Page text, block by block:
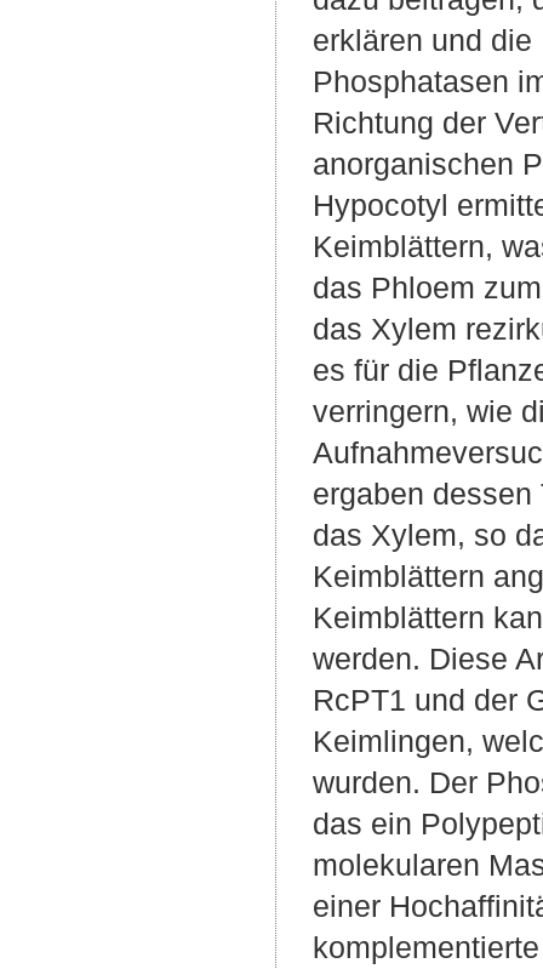
erklären und
Phosphatasen
Richtung der
anorganischen
Hypocotyl
Keimblättern,
das Phloem
das Xylem
es für die
verringern, wie
ergaben
das Xylem, so
Keimblättern
Keimblättern
werden. Diese
RcPT1 und der
Keimlingen,
wurden. Der
das ein
molekularen
einer